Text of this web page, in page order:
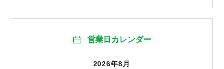
営業日カレンダー
2026年8月